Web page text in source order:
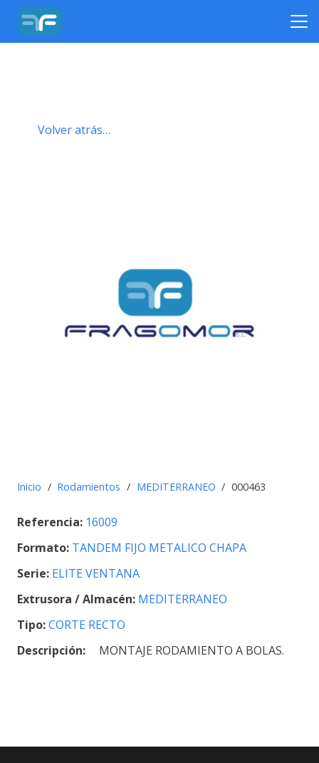
Volver atrás…
Inicio / Rodamientos / MEDITERRANEO / 000463
Referencia: 16009
Formato: TANDEM FIJO METALICO CHAPA
Serie: ELITE VENTANA
Extrusora / Almacén: MEDITERRANEO
Tipo:CORTE RECTO
Descripción:
MONTAJE RODAMIENTO A BOLAS.